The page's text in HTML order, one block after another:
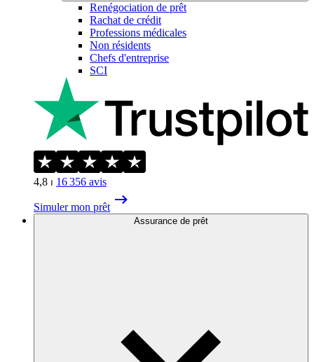
Renégociation de prêt
Rachat de crédit
Professions médicales
Non résidents
Chefs d'entreprise
SCI
4,8 ⏐ 16 356 avis
Simuler mon prêt
Assurance de prêt